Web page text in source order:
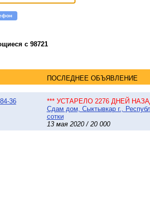
с 98721
ПОСЛЕДНЕЕ ОБЪЯВЛЕНИЕ
36
*** УСТАРЕЛО 2276 ДНЕЙ
Сдам дом, Сыктывкар г.,
сотки
13 мая 2020 / 20 000